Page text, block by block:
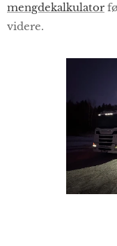
mengdekalkulator
videre.